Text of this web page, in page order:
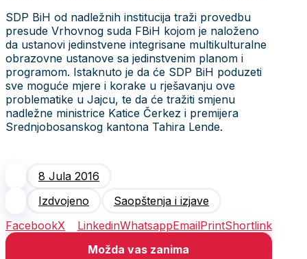
SDP BiH od nadležnih institucija traži provedbu
presude Vrhovnog suda FBiH kojom je naloženo
da ustanovi jedinstvene integrisane multikulturalne
obrazovne ustanove sa jedinstvenim planom i
programom. Istaknuto je da će SDP BiH poduzeti
sve moguće mjere i korake u rješavanju ove
problematike u Jajcu, te da će tražiti smjenu
nadležne ministrice Katice Čerkez i premijera
Srednjobosanskog kantona Tahira Lende.
8 Jula 2016
Izdvojeno
Saopštenja i izjave
FacebookX LinkedinWhatsappEmailPrintShortlink
Možda vas zanima